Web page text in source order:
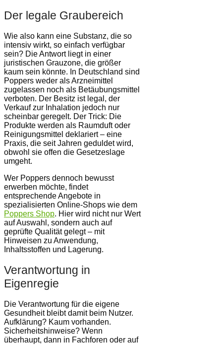
Der legale Graubereich
Wie also kann eine Substanz, die so
intensiv wirkt, so einfach verfügbar
sein? Die Antwort liegt in einer
juristischen Grauzone, die größer
kaum sein könnte. In Deutschland sind
Poppers weder als Arzneimittel
zugelassen noch als Betäubungsmittel
verboten. Der Besitz ist legal, der
Verkauf zur Inhalation jedoch nur
scheinbar geregelt. Der Trick: Die
Produkte werden als Raumduft oder
Reinigungsmittel deklariert – eine
Praxis, die seit Jahren geduldet wird,
obwohl sie offen die Gesetzeslage
umgeht.
Wer Poppers dennoch bewusst
erwerben möchte, findet
entsprechende Angebote in
spezialisierten Online-Shops wie dem
Poppers Shop. Hier wird nicht nur Wert
auf Auswahl, sondern auch auf
geprüfte Qualität gelegt – mit
Hinweisen zu Anwendung,
Inhaltsstoffen und Lagerung.
Verantwortung in
Eigenregie
Die Verantwortung für die eigene
Gesundheit bleibt damit beim Nutzer.
Aufklärung? Kaum vorhanden.
Sicherheitshinweise? Wenn
überhaupt, dann in Fachforen oder auf